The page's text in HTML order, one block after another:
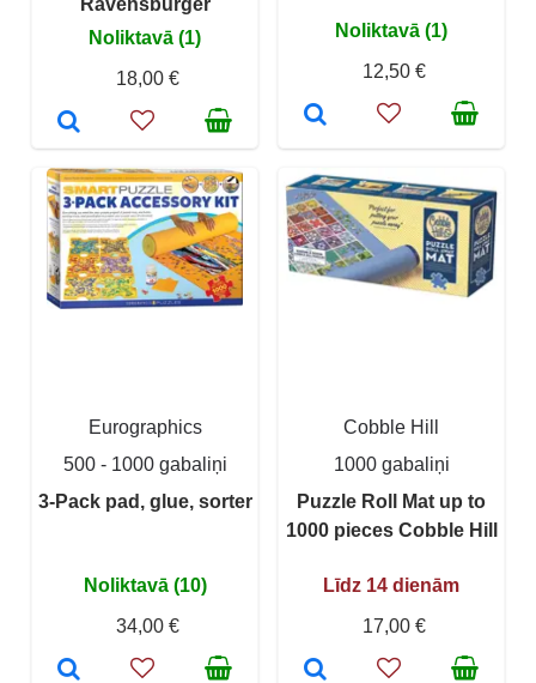
Noliktavā (1)
18,00 €
Noliktavā (1)
12,50 €
Eurographics
500 - 1000 gabaliņi
3-Pack pad, glue, sorter
Noliktavā (10)
34,00 €
Cobble Hill
1000 gabaliņi
Puzzle Roll Mat up to
1000 pieces Cobble Hill
Līdz 14 dienām
17,00 €